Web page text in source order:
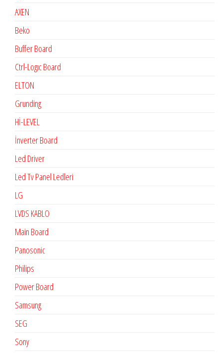
AXEN
Beko
Buffer Board
Ctrl-Logıc Board
ELTON
Grunding
Hİ-LEVEL
İnverter Board
Led Driver
Led Tv Panel Ledleri
LG
LVDS KABLO
Main Board
Panosonic
Philips
Power Board
Samsung
SEG
Sony